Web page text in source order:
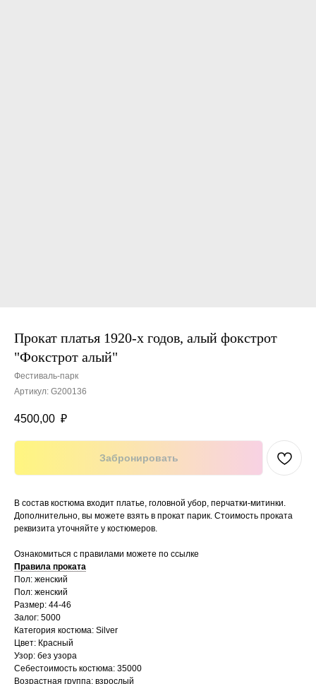
Прокат платья 1920-х годов, алый фокстрот
"Фокстрот алый"
Фестиваль-парк
Артикул: G200136
4500,00 ₽
Забронировать
В состав костюма входит платье, головной убор, перчатки-митинки.
Дополнительно, вы можете взять в прокат парик. Стоимость проката
реквизита уточняйте у костюмеров.
Ознакомиться с правилами можете по ссылке
Правила проката
Пол: женский
Пол: женский
Размер: 44-46
Залог: 5000
Категория костюма: Silver
Цвет: Красный
Узор: без узора
Себестоимость костюма: 35000
Возрастная группа: взрослый